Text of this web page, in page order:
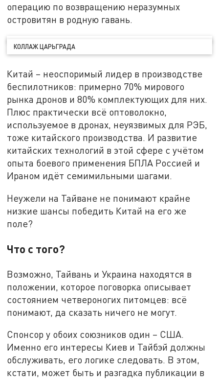
операцию по возвращению неразумных
островитян в родную гавань.
КОЛЛАЖ ЦАРЬГРАДА
Китай – неоспоримый лидер в производстве
беспилотников: примерно 70% мирового
рынка дронов и 80% комплектующих для них.
Плюс практически всё оптоволокно,
используемое в дронах, неуязвимых для РЭБ,
тоже китайского производства. И развитие
китайских технологий в этой сфере с учётом
опыта боевого применения БПЛА Россией и
Ираном идёт семимильными шагами.
Неужели на Тайване не понимают крайне
низкие шансы победить Китай на его же
поле?
Что с того?
Возможно, Тайвань и Украина находятся в
положении, которое поговорка описывает
состоянием четвероногих питомцев: всё
понимают, да сказать ничего не могут.
Спонсор у обоих союзников один – США.
Именно его интересы Киев и Тайбэй должны
обслуживать, его логике следовать. В этом,
кстати, может быть и разгадка публикации в